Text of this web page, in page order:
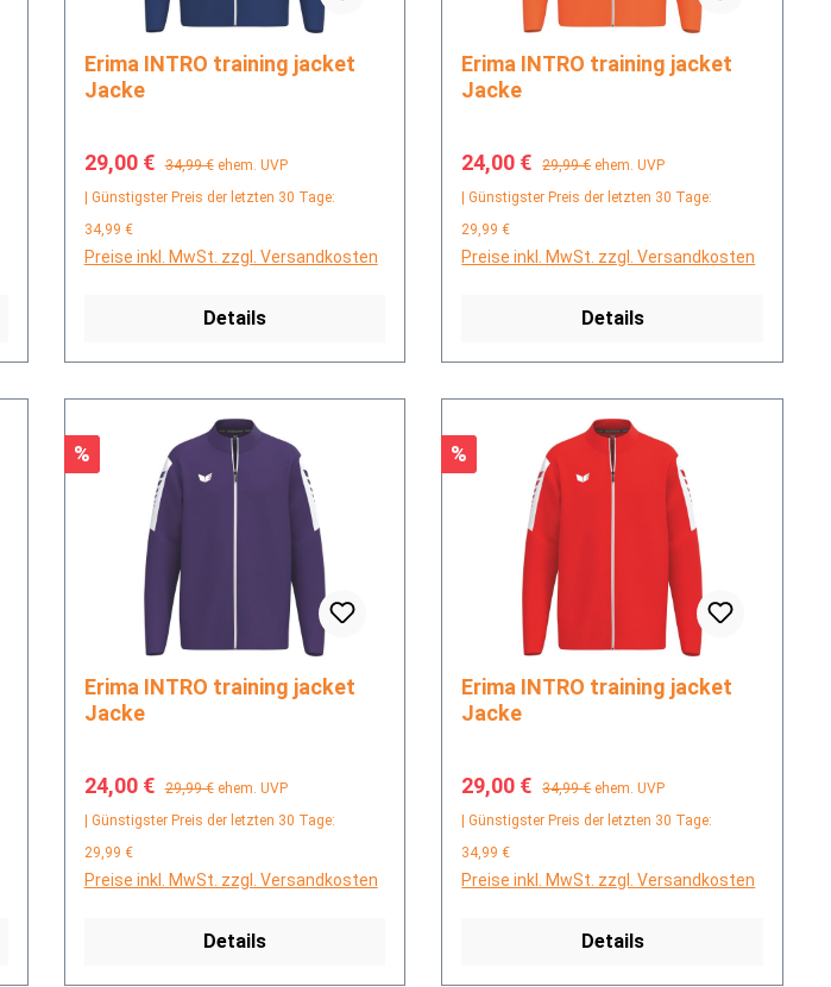
Erima INTRO training jacket
Jacke
Verkaufspreis:
29,00 € Regulärer Preis:
34,99 € ehem. UVP
| Günstigster Preis der letzten 30 Tage:
34,99 €
Preise inkl. MwSt. zzgl. Versandkosten
Details
Erima INTRO training jacket
Jacke
Verkaufspreis:
24,00 € Regulärer Preis:
29,99 € ehem. UVP
| Günstigster Preis der letzten 30 Tage:
29,99 €
Preise inkl. MwSt. zzgl. Versandkosten
Details
Rabatt
%
Erima INTRO training jacket
Jacke
Verkaufspreis:
24,00 € Regulärer Preis:
29,99 € ehem. UVP
| Günstigster Preis der letzten 30 Tage:
29,99 €
Preise inkl. MwSt. zzgl. Versandkosten
Details
Rabatt
%
Erima INTRO training jacket
Jacke
Verkaufspreis:
29,00 € Regulärer Preis:
34,99 € ehem. UVP
| Günstigster Preis der letzten 30 Tage:
34,99 €
Preise inkl. MwSt. zzgl. Versandkosten
Details